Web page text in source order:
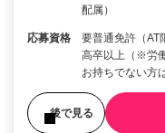
配属）
応募資格
要普通免許（AT
高卒以上（※労
お持ちでない方
後で見る